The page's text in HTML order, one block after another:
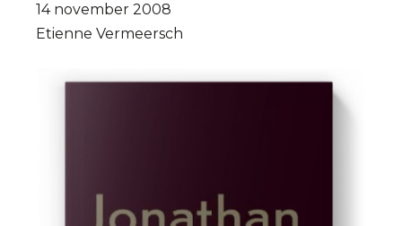
14 november 2008
Etienne Vermeersch